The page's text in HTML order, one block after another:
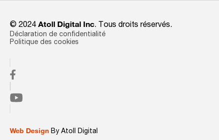
© 2024 Atoll Digital Inc. Tous droits réservés.
Déclaration de confidentialité
Politique des cookies
Web Design By Atoll Digital